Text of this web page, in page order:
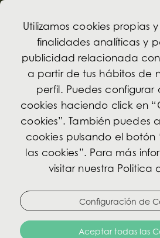
Utilizamos cookies propias
finalidades analíticas y
publicidad relacionada
a partir de tus hábitos de
perfil. Puedes configurar
cookies haciendo click en
cookies”. También puedes
cookies pulsando el
las cookies”. Para más
visitar nuestra Politica
Configuración de
Aceptar todas las